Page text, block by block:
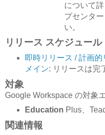
について
プセンタ
い。
リリース スケジュール
即時リリース / 計画
メイン: リリースは完
対象
Google Workspace の対象
Education Plus、
関連情報